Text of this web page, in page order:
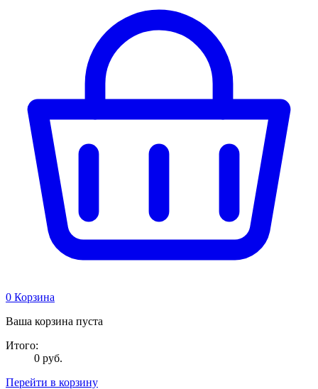
0 Корзина
Ваша корзина пуста
Итого:
0 руб.
Перейти в корзину